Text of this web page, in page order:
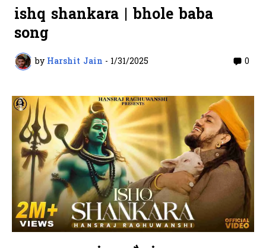
ishq shankara | bhole baba
song
by Harshit Jain - 1/31/2025 0